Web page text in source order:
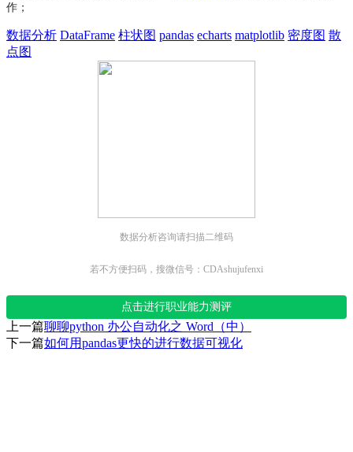
作；
数据分析 DataFrame 柱状图 pandas echarts matplotlib 密度图 散
点图
数据分析咨询请扫描二维码
若不方便扫码，搜微信号：CDAshujufenxi
点击进行职业能力测评
上一篇聊聊python 办公自动化之 Word（中）
下一篇如何用pandas更快的进行数据可视化